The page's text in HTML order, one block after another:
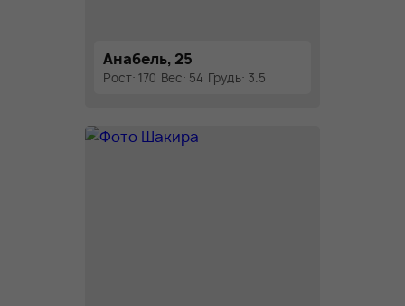
Анабель, 25
Рост: 170 Вес: 54 Грудь: 3.5